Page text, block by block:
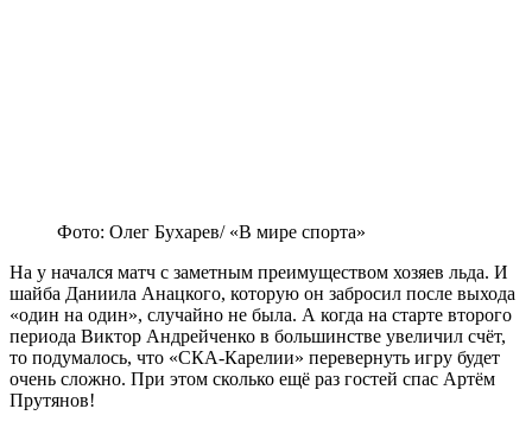
Фото: Олег Бухарев/ «В мире спорта»
На у начался матч с заметным преимуществом хозяев льда. И
шайба Даниила Анацкого, которую он забросил после выхода
«один на один», случайно не была. А когда на старте второго
периода Виктор Андрейченко в большинстве увеличил счёт,
то подумалось, что «СКА-Карелии» перевернуть игру будет
очень сложно. При этом сколько ещё раз гостей спас Артём
Прутянов!